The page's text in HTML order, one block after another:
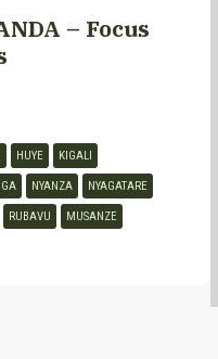
– Focus
HUYE KIGALI
NYANZA NYAGATARE
RUBAVU MUSANZE